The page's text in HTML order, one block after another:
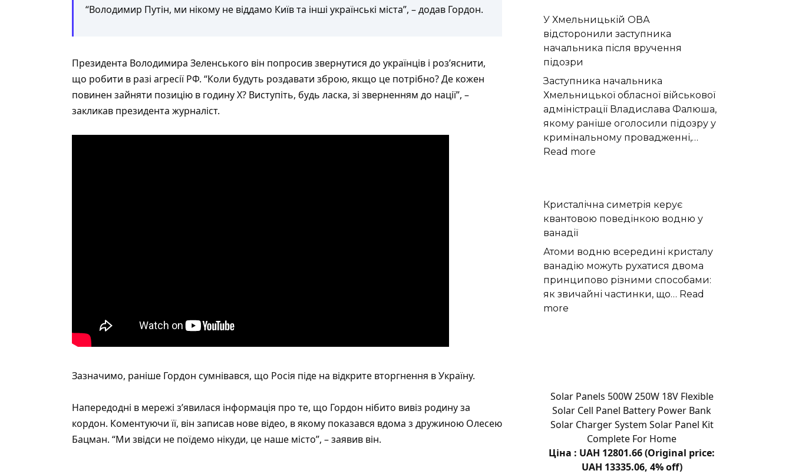
“Володимир Путін, ми нікому не віддамо Київ та інші українські міста”, – додав Гордон.
Президента Володимира Зеленського він попросив звернутися до українців і роз’яснити,
що робити в разі агресії РФ. “Коли будуть роздавати зброю, якщо це потрібно? Де кожен
повинен зайняти позицію в годину Х? Виступіть, будь ласка, зі зверненням до нації”, –
закликав президента журналіст.
Зазначимо, раніше Гордон сумнівався, що Росія піде на відкрите вторгнення в Україну.
Напередодні в мережі з’явилася інформація про те, що Гордон нібито вивіз родину за
кордон. Коментуючи її, він записав нове відео, в якому показався вдома з дружиною Олесею
Бацман. “Ми звідси не поїдемо нікуди, це наше місто”, – заявив він.
прискорюють
втрату
атмосфери
У Хмельницькій ОВА
відсторонили заступника
начальника після вручення
підозри
Заступника начальника
Хмельницької обласної військової
адміністрації Владислава Фалюша,
якому раніше оголосили підозру у
кримінальному провадженні,…
Read more
відсторонили
заступника
після
вручення
підозри
Кристалічна симетрія керує
квантовою поведінкою водню у
ванадії
Атоми водню всередині кристалу
ванадію можуть рухатися двома
принципово різними способами:
як звичайні частинки, що… Read
more
водню
у
ванадії
Solar Panels 500W 250W 18V Flexible
Solar Cell Panel Battery Power Bank
Solar Charger System Solar Panel Kit
Complete For Home
Ціна : UAH 12801.66 (Original price:
UAH 13335.06, 4% off)